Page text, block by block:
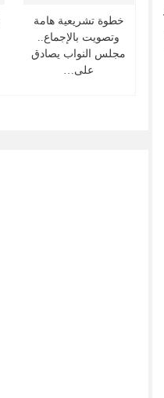
خطوة تشريعية هامة
وتصويت بالإجماع..
مجلس النواب يصادق
على…